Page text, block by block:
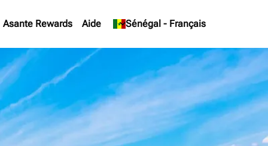
Asante Rewards Aide Sénégal - Français
keyboard_arrow_down